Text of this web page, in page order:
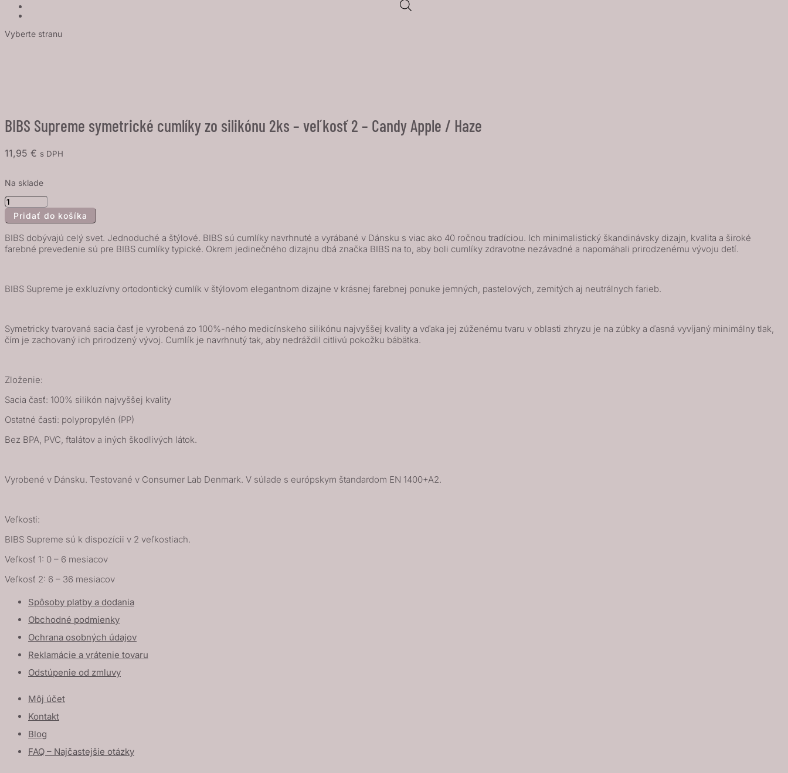
Vyberte stranu
BIBS Supreme symetrické cumlíky zo silikónu 2ks – veľkosť 2 – Candy Apple / Haze
11,95 € s DPH
Na sklade
množstvo
BIBS
symetrické
silikónu
veľkosť
Candy
Haze
Pridať do košíka
BIBS dobývajú celý svet. Jednoduché a štýlové. BIBS sú cumlíky navrhnuté a vyrábané v Dánsku s viac ako 40 ročnou tradíciou. Ich minimalistický škandinávsky dizajn, kvalita a široké
farebné prevedenie sú pre BIBS cumlíky typické. Okrem jedinečného dizajnu dbá značka BIBS na to, aby boli cumlíky zdravotne nezávadné a napomáhali prirodzenému vývoju detí.
BIBS Supreme je exkluzívny ortodontický cumlík v štýlovom elegantnom dizajne v krásnej farebnej ponuke jemných, pastelových, zemitých aj neutrálnych farieb.
Symetricky tvarovaná sacia časť je vyrobená zo 100%-ného medicínskeho silikónu najvyššej kvality a vďaka jej zúženému tvaru v oblasti zhryzu je na zúbky a ďasná vyvíjaný minimálny tlak,
čím je zachovaný ich prirodzený vývoj. Cumlík je navrhnutý tak, aby nedráždil citlivú pokožku bábätka.
Zloženie:
Sacia časť: 100% silikón najvyššej kvality
Ostatné časti: polypropylén (PP)
Bez BPA, PVC, ftalátov a iných škodlivých látok.
Vyrobené v Dánsku. Testované v Consumer Lab Denmark. V súlade s európskym štandardom EN 1400+A2.
Veľkosti:
BIBS Supreme sú k dispozícii v 2 veľkostiach.
Veľkosť 1: 0 – 6 mesiacov
Veľkosť 2: 6 – 36 mesiacov
Spôsoby platby a dodania
Obchodné podmienky
Ochrana osobných údajov
Reklamácie a vrátenie tovaru
Odstúpenie od zmluvy
Môj účet
Kontakt
Blog
FAQ – Najčastejšie otázky